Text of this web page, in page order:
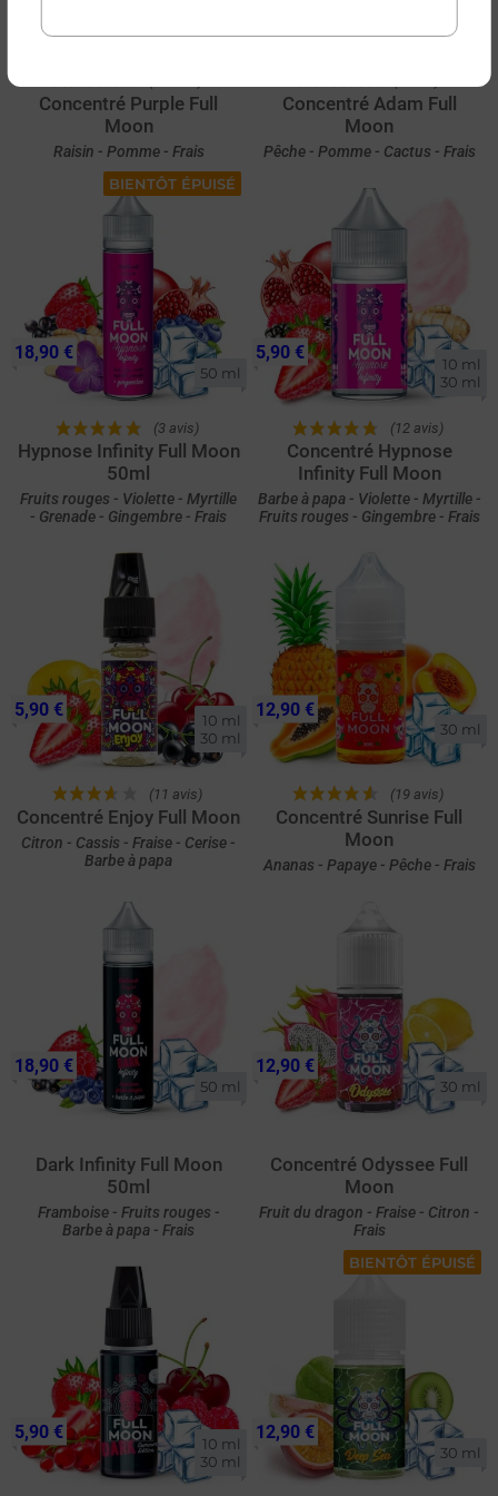
Concentré Purple Full
Moon
Raisin - Pomme - Frais
30 ml
Concentré Adam Full
Moon
Pêche - Pomme - Cactus - Frais
BIENTÔT ÉPUISÉ
50 ml
(3 avis)
Hypnose Infinity Full Moon
50ml
Fruits rouges - Violette - Myrtille
- Grenade - Gingembre - Frais
18,90 €
10 ml
30 ml
(12 avis)
Concentré Hypnose
Infinity Full Moon
Barbe à papa - Violette - Myrtille -
Fruits rouges - Gingembre - Frais
5,90 €
10 ml
30 ml
(11 avis)
Concentré Enjoy Full Moon
Citron - Cassis - Fraise - Cerise -
Barbe à papa
5,90 €
30 ml
(19 avis)
Concentré Sunrise Full
Moon
Ananas - Papaye - Pêche - Frais
12,90 €
50 ml
Dark Infinity Full Moon
50ml
Framboise - Fruits rouges -
Barbe à papa - Frais
18,90 €
30 ml
Concentré Odyssee Full
Moon
Fruit du dragon - Fraise - Citron -
Frais
12,90 €
10 ml
30 ml
5,90 €
BIENTÔT ÉPUISÉ
30 ml
12,90 €